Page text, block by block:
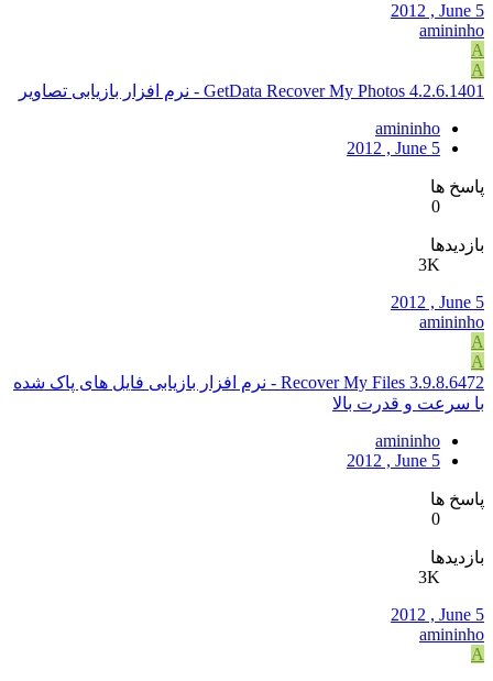
2012 , June 5
amininho
A
A
GetData Recover My Photos 4.2.6.1401 - نرم افزار بازیابی تصاویر
amininho
2012 , June 5
پاسخ ها
0
بازدیدها
3K
2012 , June 5
amininho
A
A
Recover My Files 3.9.8.6472 - نرم افزار بازیابی فایل های پاک شده
با سرعت و قدرت بالا
amininho
2012 , June 5
پاسخ ها
0
بازدیدها
3K
2012 , June 5
amininho
A